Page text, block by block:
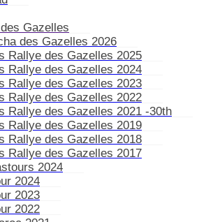
Gazelles
des Gazelles 2026
Rallye des Gazelles 2025
Rallye des Gazelles 2024
Rallye des Gazelles 2023
Rallye des Gazelles 2022
Rallye des Gazelles 2021 -30th
Rallye des Gazelles 2019
Rallye des Gazelles 2018
Rallye des Gazelles 2017
2024
2024
2023
2022